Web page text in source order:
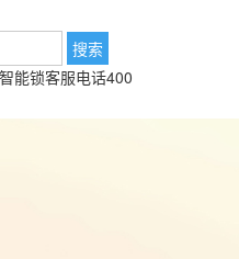
能锁客服电话400